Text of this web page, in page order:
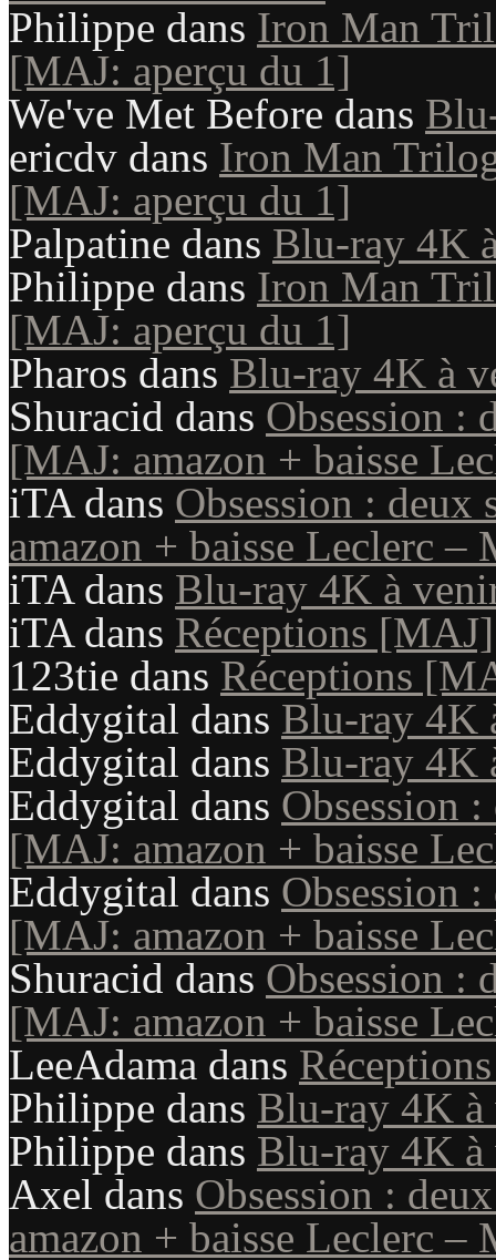
Philippe dans Iron Man
[MAJ: aperçu du 1]
We've Met Before dans
ericdv dans Iron Man
[MAJ: aperçu du 1]
Palpatine dans Blu-ray 4K
Philippe dans Iron Man
[MAJ: aperçu du 1]
Pharos dans Blu-ray 4K à
Shuracid dans Obsession :
[MAJ: amazon + baisse
iTAdans Obsession : deux
amazon + baisse Leclerc
iTAdans Blu-ray 4K à
iTAdans Réceptions [MAJ]
123tie dans Réceptions
Eddygital dans Blu-ray 4K
Eddygital dans Blu-ray 4K
Eddygital dans Obsession :
[MAJ: amazon + baisse
Eddygital dans Obsession :
[MAJ: amazon + baisse
Shuracid dans Obsession :
[MAJ: amazon + baisse
LeeAdama dans
Philippe dans Blu-ray 4K à
Philippe dans Blu-ray 4K à
Axel dans Obsession :
amazon + baisse Leclerc